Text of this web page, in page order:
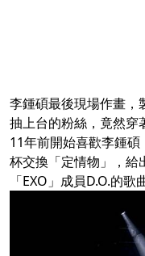
李鍾碩最後現場作畫，
抽上台的粉絲，竟然穿
11年前開始喜歡李鍾
杯交換「定情物」，給
「EXO」成員D.O.的